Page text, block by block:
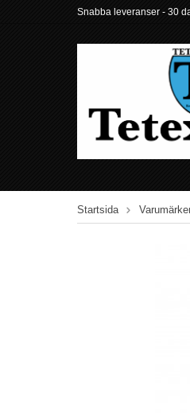
Snabba leveranser - 30
Startsida